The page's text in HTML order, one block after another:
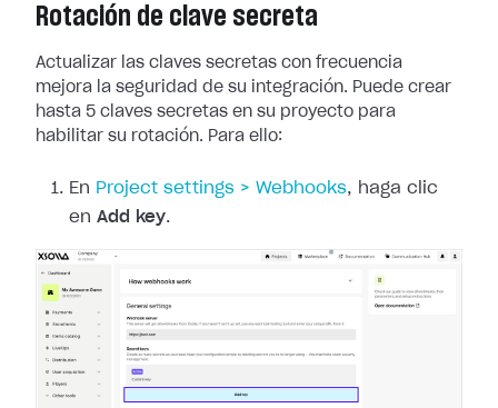
Rotación de clave secreta
Actualizar las claves secretas con frecuencia
mejora la seguridad de su
integración. Puede crear
hasta 5 claves secretas en su proyecto para
habilitar su rotación. Para ello:
En Project settings > Webhooks, haga clic
en Add key.